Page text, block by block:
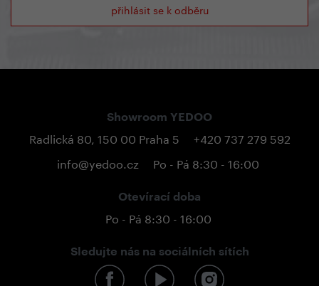
přihlásit se k odběru
Showroom YEDOO
Radlická 80, 150 00 Praha 5
+420 737 279 592
info@yedoo.cz
Po - Pá 8:30 - 16:00
Otevírací doba
Po - Pá 8:30 - 16:00
Sledujte nás na sociálních sítích